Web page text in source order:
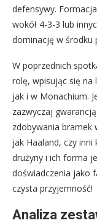
defensywy.
wokół 4-3-3 lub
dominację w środku
W poprzednich
rolę, wpisując się
jak i w Monachium.
zazwyczaj
zdobywania bramek
jak Haaland, czy
drużyny i ich forma
doświadczenia jako
czysta przyjemność!
Analiza